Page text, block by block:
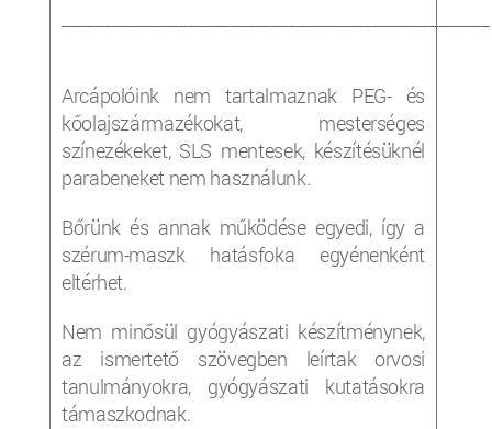
Arcápolóink nem tartalmaznak PEG- és
kőolajszármazékokat, mesterséges
színezékeket, SLS mentesek, készítésüknél
parabeneket nem használunk.
Bőrünk és annak működése egyedi, így a
szérum-maszk hatásfoka egyénenként
eltérhet.
Nem minősül gyógyászati készítménynek,
az ismertető szövegben leírtak orvosi
tanulmányokra, gyógyászati kutatásokra
támaszkodnak.